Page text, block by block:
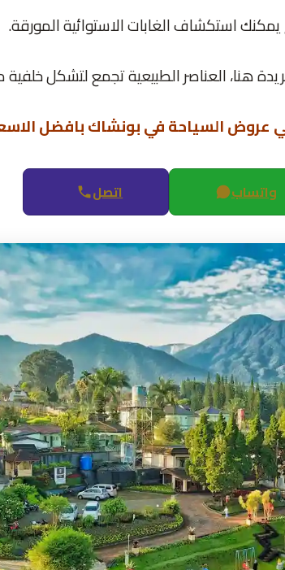
استكشاف الغابات الاستوائية المورقة.
هنا، العناصر الطبيعية تجمع لتشكل خلفية
عروض السياحة في بونشاك بافضل
واتساب اتصل